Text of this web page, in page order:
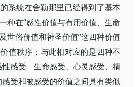
系统在舍勒那里已经得到了基本
种在“感性价值与有用价值、生命
世俗价值和神圣价值”这四种价值
值秩序；与此相对应的是四种不
性感受、生命感受、心灵感受、精
感受和被感受的价值之间具有类似